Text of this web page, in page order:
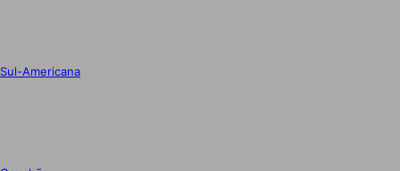
Sul-Americana